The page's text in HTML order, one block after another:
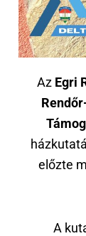
Az Egri
előzte
A